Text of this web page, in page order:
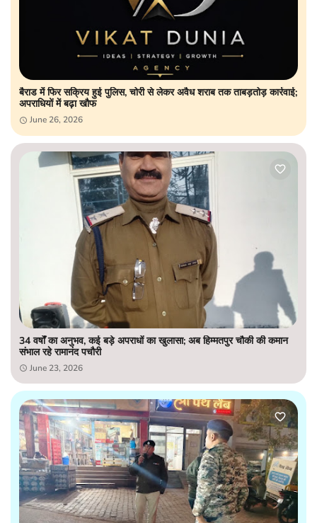
बैराड में फिर सक्रिय हुई पुलिस, चोरी से लेकर अवैध शराब तक ताबड़तोड़ कार्रवाई;
अपराधियों में बढ़ा खौफ
June 26, 2026
34 वर्षों का अनुभव, कई बड़े अपराधों का खुलासा; अब हिम्मतपुर चौकी की कमान
संभाल रहे रामानंद पचौरी
June 23, 2026